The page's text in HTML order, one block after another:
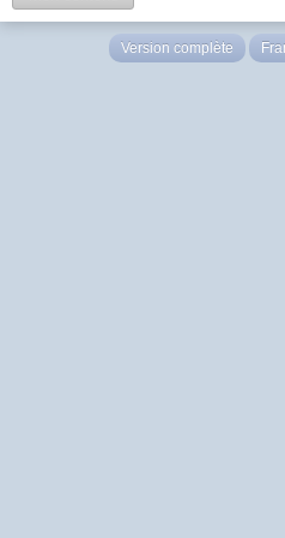
Version complète